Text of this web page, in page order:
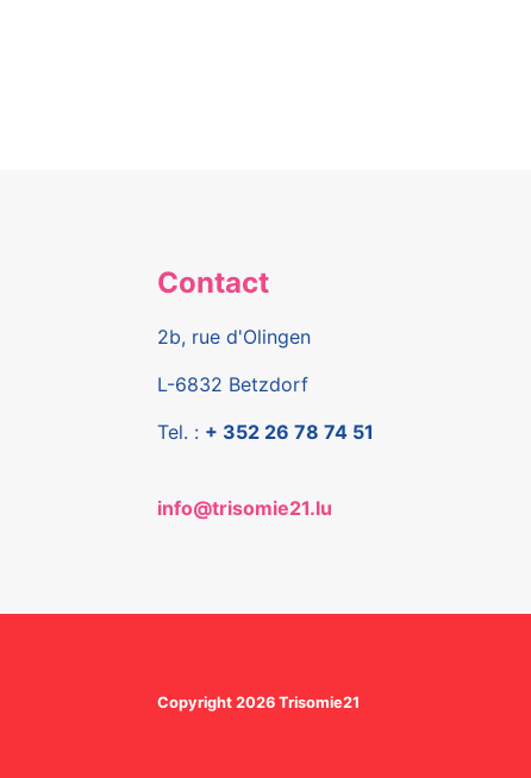
Contact
2b, rue d'Olingen
L-6832 Betzdorf
Tel. : + 352 26 78 74 51
info@trisomie21.lu
Copyright 2026 Trisomie21